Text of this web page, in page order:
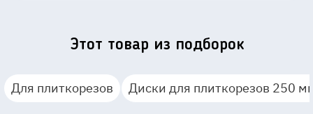
Этот товар из подборок
Для плиткорезов Диски для плиткорезов 250